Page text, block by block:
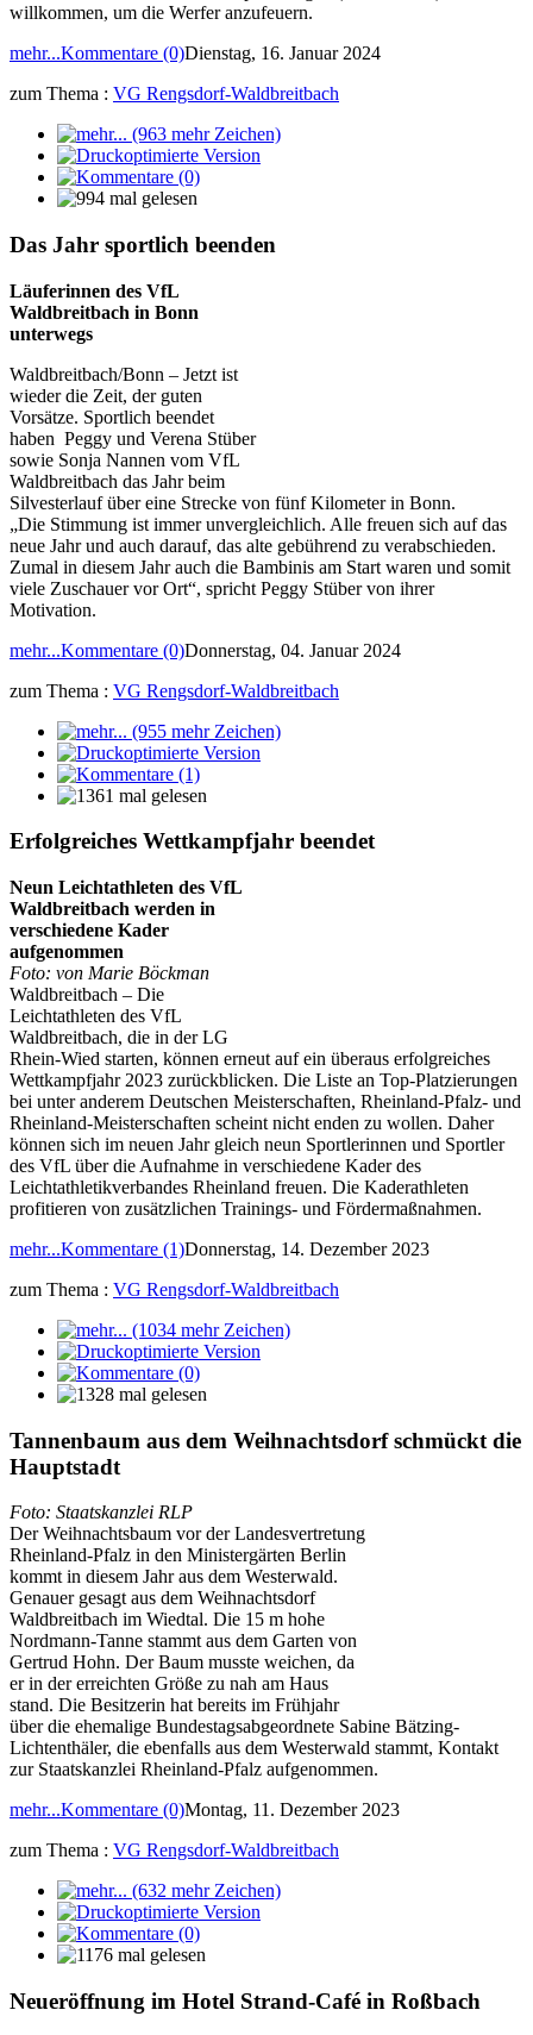
willkommen, um die Werfer anzufeuern.
mehr...Kommentare (0)Dienstag, 16. Januar 2024
zum Thema : VG Rengsdorf-Waldbreitbach
Das Jahr sportlich beenden
Läuferinnen des VfL
Waldbreitbach in Bonn
unterwegs
Waldbreitbach/Bonn – Jetzt ist
wieder die Zeit, der guten
Vorsätze. Sportlich beendet
haben Peggy und Verena Stüber
sowie Sonja Nannen vom VfL
Waldbreitbach das Jahr beim
Silvesterlauf über eine Strecke von fünf Kilometer in Bonn.
„Die Stimmung ist immer unvergleichlich. Alle freuen sich auf das
neue Jahr und auch darauf, das alte gebührend zu verabschieden.
Zumal in diesem Jahr auch die Bambinis am Start waren und somit
viele Zuschauer vor Ort“, spricht Peggy Stüber von ihrer
Motivation.
mehr...Kommentare (0)Donnerstag, 04. Januar 2024
zum Thema : VG Rengsdorf-Waldbreitbach
Erfolgreiches Wettkampfjahr beendet
Neun Leichtathleten des VfL
Waldbreitbach werden in
verschiedene Kader
aufgenommen
Foto: von Marie Böckman
Waldbreitbach – Die
Leichtathleten des VfL
Waldbreitbach, die in der LG
Rhein-Wied starten, können erneut auf ein überaus erfolgreiches
Wettkampfjahr 2023 zurückblicken. Die Liste an Top-Platzierungen
bei unter anderem Deutschen Meisterschaften, Rheinland-Pfalz- und
Rheinland-Meisterschaften scheint nicht enden zu wollen. Daher
können sich im neuen Jahr gleich neun Sportlerinnen und Sportler
des VfL über die Aufnahme in verschiedene Kader des
Leichtathletikverbandes Rheinland freuen. Die Kaderathleten
profitieren von zusätzlichen Trainings- und Fördermaßnahmen.
mehr...Kommentare (1)Donnerstag, 14. Dezember 2023
zum Thema : VG Rengsdorf-Waldbreitbach
Tannenbaum aus dem Weihnachtsdorf schmückt die
Hauptstadt
Foto: Staatskanzlei RLP
Der Weihnachtsbaum vor der Landesvertretung
Rheinland-Pfalz in den Ministergärten Berlin
kommt in diesem Jahr aus dem Westerwald.
Genauer gesagt aus dem Weihnachtsdorf
Waldbreitbach im Wiedtal. Die 15 m hohe
Nordmann-Tanne stammt aus dem Garten von
Gertrud Hohn. Der Baum musste weichen, da
er in der erreichten Größe zu nah am Haus
stand. Die Besitzerin hat bereits im Frühjahr
über die ehemalige Bundestagsabgeordnete Sabine Bätzing-
Lichtenthäler, die ebenfalls aus dem Westerwald stammt, Kontakt
zur Staatskanzlei Rheinland-Pfalz aufgenommen.
mehr...Kommentare (0)Montag, 11. Dezember 2023
zum Thema : VG Rengsdorf-Waldbreitbach
Neueröffnung im Hotel Strand-Café in Roßbach